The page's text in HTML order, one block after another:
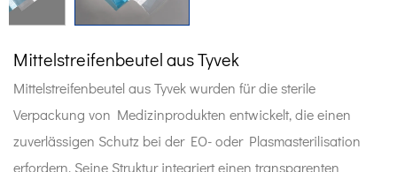
Mittelstreifenbeutel aus Tyvek
Mittelstreifenbeutel aus Tyvek wurden für die sterile
Verpackung von Medizinprodukten entwickelt, die einen
zuverlässigen Schutz bei der EO- oder Plasmasterilisation
erfordern. Seine Struktur integriert einen transparenten